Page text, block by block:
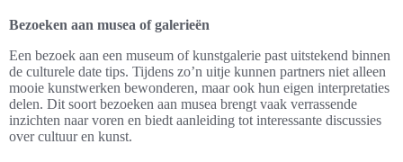
Bezoeken aan musea of galerieën
Een bezoek aan een museum of kunstgalerie past uitstekend binnen
de culturele date tips. Tijdens zo’n uitje kunnen partners niet alleen
mooie kunstwerken bewonderen, maar ook hun eigen interpretaties
delen. Dit soort bezoeken aan musea brengt vaak verrassende
inzichten naar voren en biedt aanleiding tot interessante discussies
over cultuur en kunst.